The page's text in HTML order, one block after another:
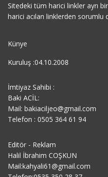
Sitedeki tüm harici linkler ayrı
harici acılan linklerden sorumlu
Künye
Kuruluş :04.10.2008
İmtiyaz Sahibi :
Baki ACİL:
Mail: bakiaciljeo@gmail.com
Telefon : 0505 364 61 94
Editör - Reklam
Halil İbrahim COŞKUN
Mail:kahyali61@gmail.com